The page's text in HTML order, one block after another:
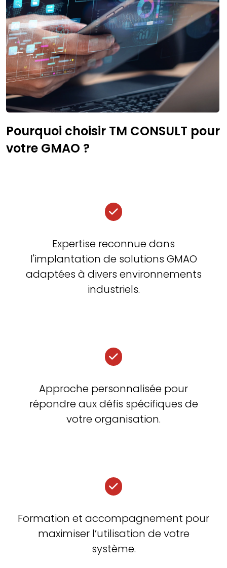
Pourquoi choisir TM CONSULT pour
votre GMAO ?
Expertise reconnue dans
l'implantation de solutions GMAO
adaptées à divers environnements
industriels.
Approche personnalisée pour
répondre aux défis spécifiques de
votre organisation.
Formation et accompagnement pour
maximiser l’utilisation de votre
système.